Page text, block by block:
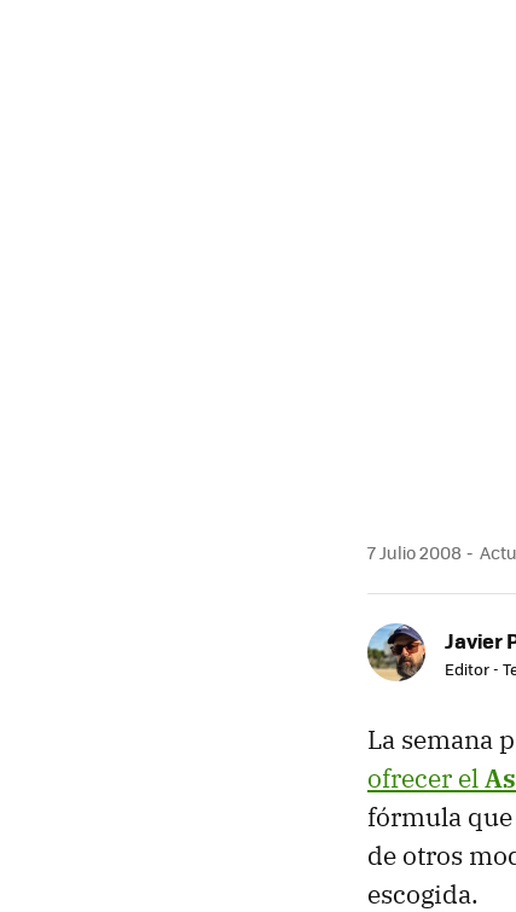
7 Julio 2008
Javier
Editor -
La semana
ofrecer el
fórmula
de otros
escogida.